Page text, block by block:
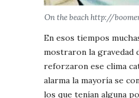
On the beach http://
En esos tiempos
mostraron la gravedad
reforzaron ese clima
alarma la mayoría se
los que tenían alguna